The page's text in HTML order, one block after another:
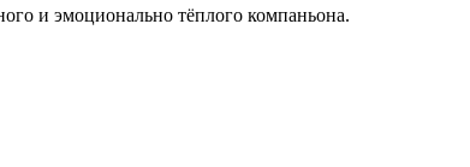
и эмоционально тёплого компаньона.